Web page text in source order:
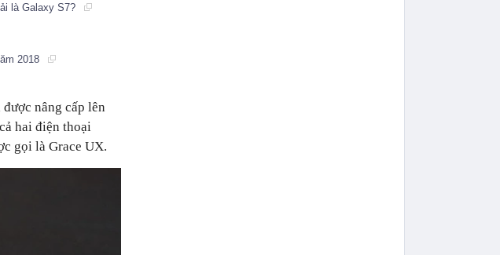
là Galaxy S7?
2018
nâng cấp lên
hai điện thoại
gọi là Grace UX.